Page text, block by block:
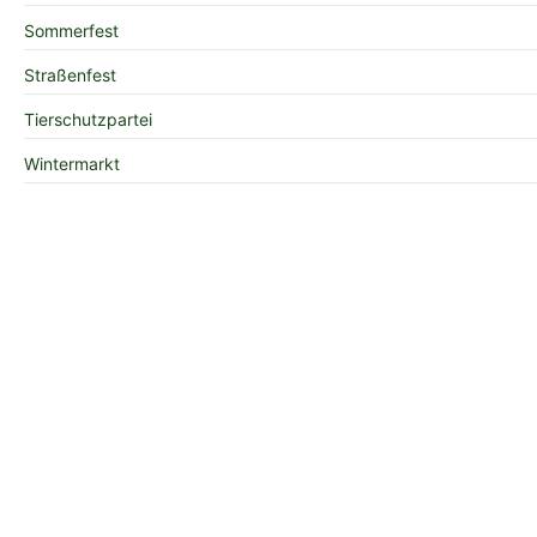
Sommerfest
Straßenfest
Tierschutzpartei
Wintermarkt